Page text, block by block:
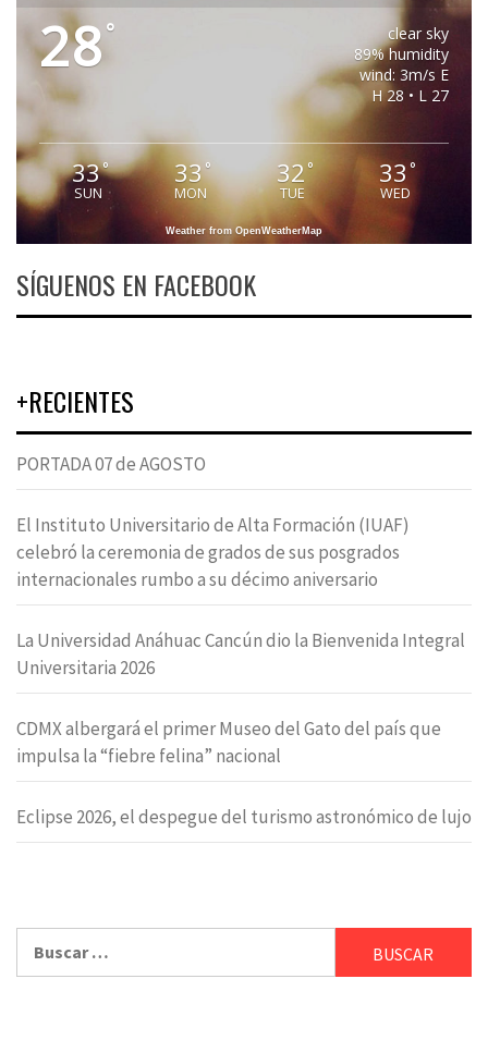
28°
clear sky
89% humidity
wind: 3m/s E
H 28 • L 27
33°
SUN
33°
MON
32°
TUE
33°
WED
Weather from OpenWeatherMap
SÍGUENOS EN FACEBOOK
+RECIENTES
PORTADA 07 de AGOSTO
El Instituto Universitario de Alta Formación (IUAF)
celebró la ceremonia de grados de sus posgrados
internacionales rumbo a su décimo aniversario
La Universidad Anáhuac Cancún dio la Bienvenida Integral
Universitaria 2026
CDMX albergará el primer Museo del Gato del país que
impulsa la “fiebre felina” nacional
Eclipse 2026, el despegue del turismo astronómico de lujo